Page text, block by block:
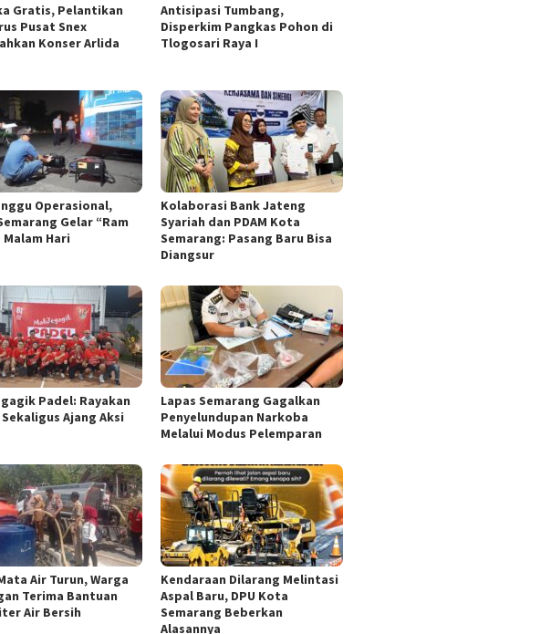
Gratis, Pelantikan
Pusat Snex
Konser Arlida
Antisipasi Tumbang,
Disperkim Pangkas Pohon di
Tlogosari Raya I
Operasional,
Gelar “Ram
Malam Hari
Kolaborasi Bank Jateng
Syariah dan PDAM Kota
Semarang: Pasang Baru Bisa
Diangsur
Padel: Rayakan
Sekaligus Ajang Aksi
Lapas Semarang Gagalkan
Penyelundupan Narkoba
Melalui Modus Pelemparan
Air Turun, Warga
Terima Bantuan
Air Bersih
Kendaraan Dilarang Melintasi
Aspal Baru, DPU Kota
Semarang Beberkan
Alasannya